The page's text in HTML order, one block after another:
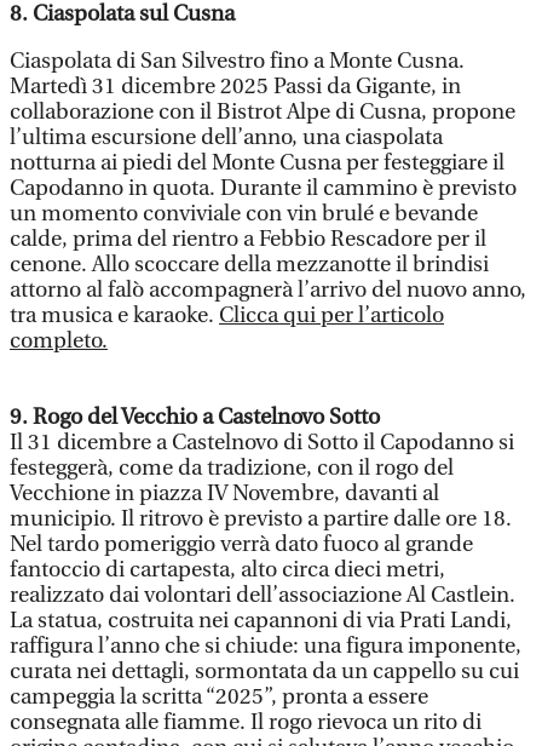
8. Ciaspolata sul Cusna
Ciaspolata di San Silvestro fino a Monte Cusna.
Martedì 31 dicembre 2025 Passi da Gigante, in
collaborazione con il Bistrot Alpe di Cusna, propone
l’ultima escursione dell’anno, una ciaspolata
notturna ai piedi del Monte Cusna per festeggiare il
Capodanno in quota. Durante il cammino è previsto
un momento conviviale con vin brulé e bevande
calde, prima del rientro a Febbio Rescadore per il
cenone. Allo scoccare della mezzanotte il brindisi
attorno al falò accompagnerà l’arrivo del nuovo anno,
tra musica e karaoke. Clicca qui per l’articolo
completo.
9. Rogo del Vecchio a Castelnovo Sotto
Il 31 dicembre a Castelnovo di Sotto il Capodanno si
festeggerà, come da tradizione, con il rogo del
Vecchione in piazza IV Novembre, davanti al
municipio. Il ritrovo è previsto a partire dalle ore 18.
Nel tardo pomeriggio verrà dato fuoco al grande
fantoccio di cartapesta, alto circa dieci metri,
realizzato dai volontari dell’associazione Al Castlein.
La statua, costruita nei capannoni di via Prati Landi,
raffigura l’anno che si chiude: una figura imponente,
curata nei dettagli, sormontata da un cappello su cui
campeggia la scritta “2025”, pronta a essere
consegnata alle fiamme. Il rogo rievoca un rito di